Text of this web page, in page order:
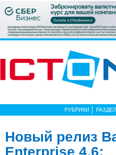
РУБРИКИ
Новый релиз
Enterprise 4.6: